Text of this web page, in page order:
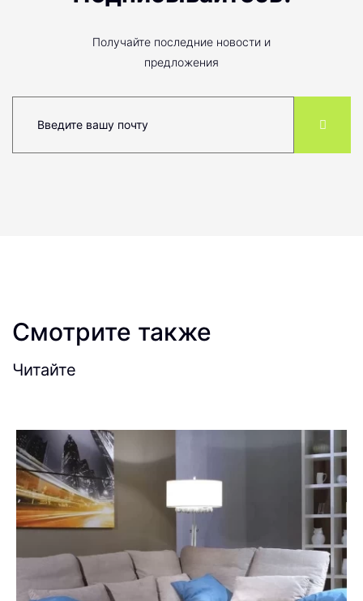
Получайте последние новости и
предложения
Смотрите также
Читайте